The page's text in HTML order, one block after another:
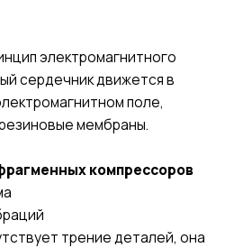
электромагнитного
сердечник движется в
поле,
мембраны.
компрессоров
трение деталей, она